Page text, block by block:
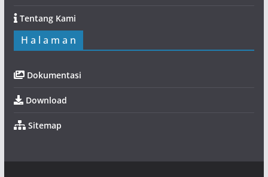
Tentang Kami
H a l a m a n
Dokumentasi
Download
Sitemap